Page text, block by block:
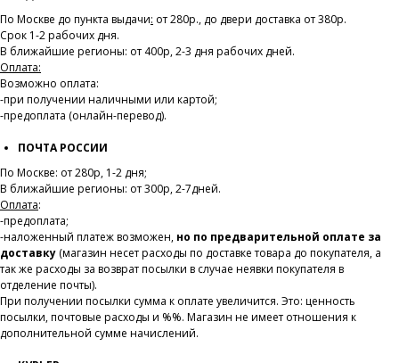
По Москве до пункта выдачи: от 280р., до двери доставка от 380р.
Срок 1-2 рабочих дня.
В ближайшие регионы: от 400р, 2-3 дня рабочих дней.
Оплата:
Возможно оплата:
-при получении наличными или картой;
-предоплата (онлайн-перевод).
ПОЧТА РОССИИ
По Москве: от 280р, 1-2 дня;
В ближайшие регионы: от 300р, 2-7дней.
Оплата:
-предоплата;
-наложенный платеж возможен, но по предварительной оплате за
доставку (магазин несет расходы по доставке товара до покупателя, а
так же расходы за возврат посылки в случае неявки покупателя в
отделение почты).
При получении посылки сумма к оплате увеличится. Это: ценность
посылки, почтовые расходы и %%. Магазин не имеет отношения к
дополнительной сумме начислений.